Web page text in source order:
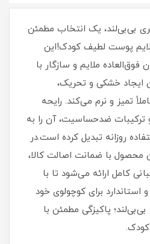
۱۰۰۰ میلی‌لیتری بی‌بی‌لند، یک انتخاب مطمئن
پوست لطیف کودک!این
فوق‌العاده ملایم و سازگار با
ایجاد خشکی و تحریک،
تمیز و نرم می‌کند. رایحه
ضدحساسیت، آن را به
روزانه تبدیل کرده است.در
محصول با ضمانت اصالت کالا،
کامل ارائه می‌شود تا با
برای کوچولوی خود
پاکیزگی مطمئن با